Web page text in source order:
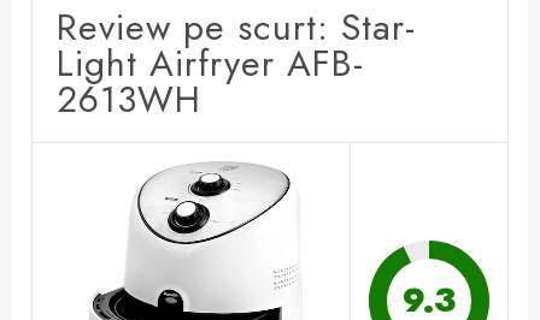
Review pe scurt: Star-
Light Airfryer AFB-
2613WH
9.3